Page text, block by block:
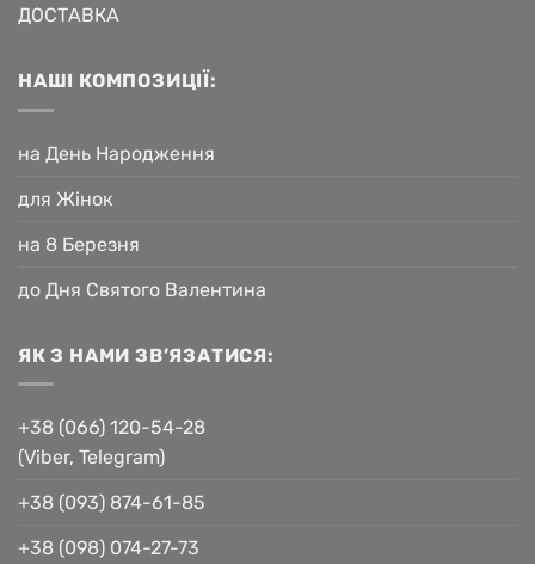
ДОСТАВКА
НАШІ КОМПОЗИЦІЇ:
на День Народження
для Жінок
на 8 Березня
до Дня Святого Валентина
ЯК З НАМИ ЗВ’ЯЗАТИСЯ:
+38 (066) 120-54-28
(Viber, Telegram)
+38 (093) 874-61-85
+38 (098) 074-27-73